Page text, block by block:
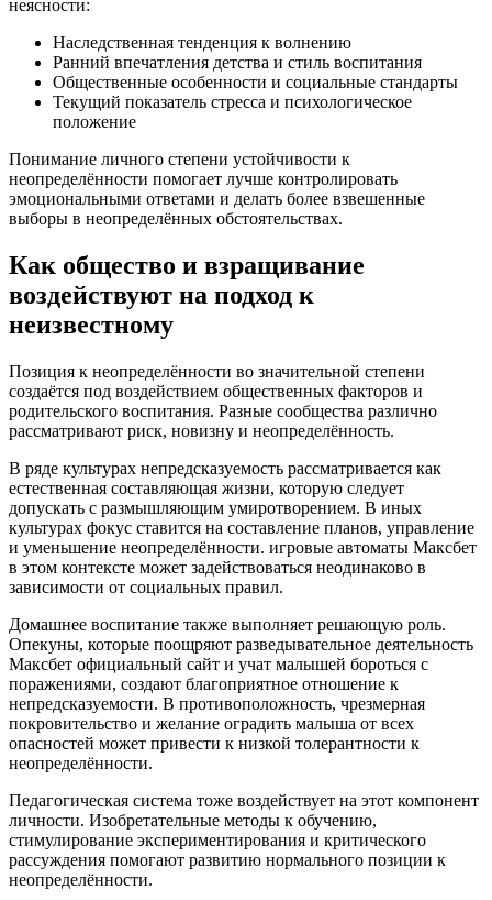
неясности:
Наследственная тенденция к волнению
Ранний впечатления детства и стиль воспитания
Общественные особенности и социальные стандарты
Текущий показатель стресса и психологическое
положение
Понимание личного степени устойчивости к
неопределённости помогает лучше контролировать
эмоциональными ответами и делать более взвешенные
выборы в неопределённых обстоятельствах.
Как общество и взращивание
воздействуют на подход к
неизвестному
Позиция к неопределённости во значительной степени
создаётся под воздействием общественных факторов и
родительского воспитания. Разные сообщества различно
рассматривают риск, новизну и неопределённость.
В ряде культурах непредсказуемость рассматривается как
естественная составляющая жизни, которую следует
допускать с размышляющим умиротворением. В иных
культурах фокус ставится на составление планов, управление
и уменьшение неопределённости. игровые автоматы Максбет
в этом контексте может задействоваться неодинаково в
зависимости от социальных правил.
Домашнее воспитание также выполняет решающую роль.
Опекуны, которые поощряют разведывательное деятельность
Максбет официальный сайт и учат малышей бороться с
поражениями, создают благоприятное отношение к
непредсказуемости. В противоположность, чрезмерная
покровительство и желание оградить малыша от всех
опасностей может привести к низкой толерантности к
неопределённости.
Педагогическая система тоже воздействует на этот компонент
личности. Изобретательные методы к обучению,
стимулирование экспериментирования и критического
рассуждения помогают развитию нормального позиции к
неопределённости.